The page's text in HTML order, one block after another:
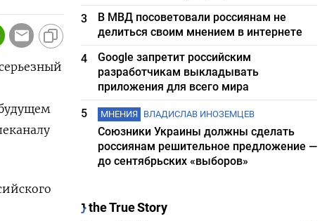
3
В МВД посоветовали россиянам не
делиться своим мнением в интернете
4
Google запретит российским
разработчикам выкладывать
приложения для всего мира
5
МНЕНИЯ ВЛАДИСЛАВ ИНОЗЕМЦЕВ
Союзники Украины должны сделать
россиянам решительное предложение —
до сентябрьских «выборов»